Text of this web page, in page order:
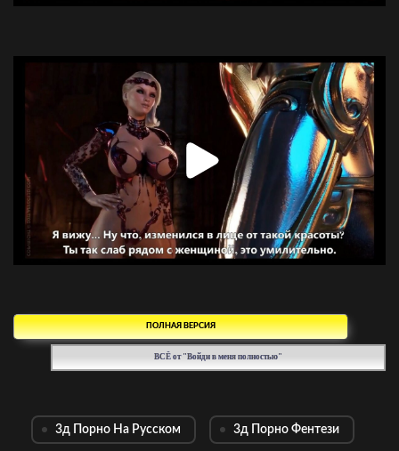
ПОЛНАЯ ВЕРСИЯ
ВСЁ от "Войди в меня полностью"
3д Порно На Русском 3д Порно Фентези